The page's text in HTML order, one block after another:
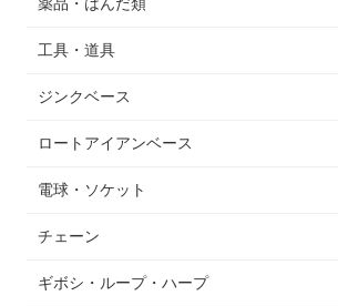
工具・道具
ジンクベース
ロートアイアンベース
電球・ソケット
チェーン
ギボシ・ループ・ハープ